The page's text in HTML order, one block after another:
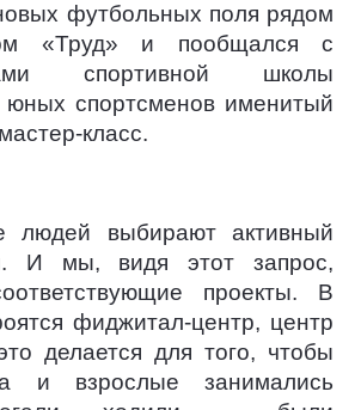
футбольных поля рядом
«Труд» и пообщался с
спортивной школы
юных спортсменов именитый
класс.
людей выбирают активный
И мы, видя этот запрос,
проекты. В
фиджитал-центр, центр
делается для того, чтобы
и взрослые занимались